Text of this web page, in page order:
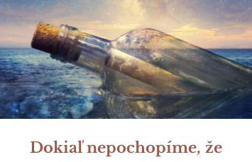
Dokiaľ nepochopíme, že